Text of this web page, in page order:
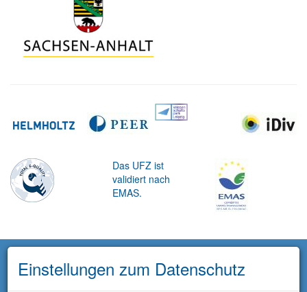
Das UFZ ist
validiert nach
EMAS.
Einstellungen zum Datenschutz